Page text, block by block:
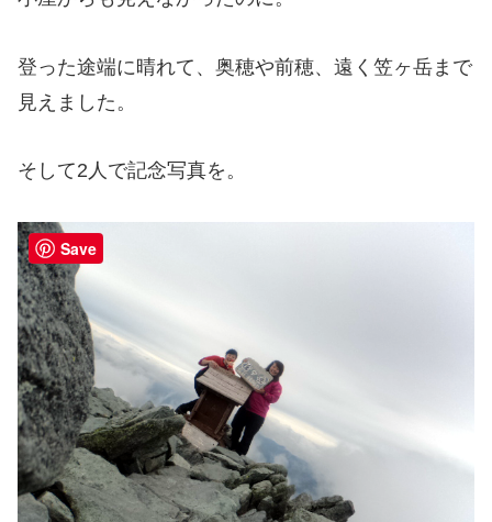
登った途端に晴れて、奥穂や前穂、遠く笠ヶ岳まで
見えました。
そして2人で記念写真を。
Save